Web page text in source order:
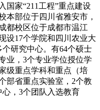
国家“211工程”重点建设
本部位于四川省雅安市，
都校区位于成都市温江
设17个学院和四川农业大
研究中心。有64个硕士
业，3个专业学位授位学
级重点学科和重点（培
部省重点实验室，2个教
，3个团队入选教育